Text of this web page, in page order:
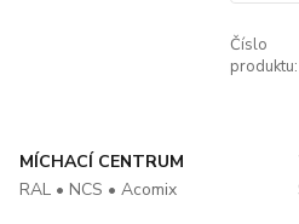
Číslo
produktu:
MÍCHACÍ CENTRUM
RAL • NCS • Acomix